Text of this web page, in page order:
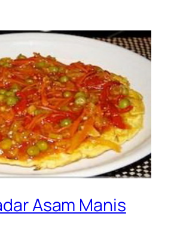
Asam Manis